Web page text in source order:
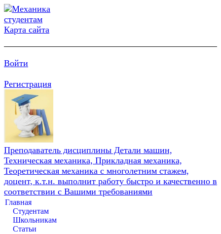
Карта сайта
Войти
Регистрация
Преподаватель дисциплины Детали машин,
Техническая механика, Прикладная механика,
Теоретическая механика с многолетним стажем,
доцент, к.т.н. выполнит работу быстро и качественно в
соответствии с Вашими требованиями
Главная
Студентам
Школьникам
Статьи